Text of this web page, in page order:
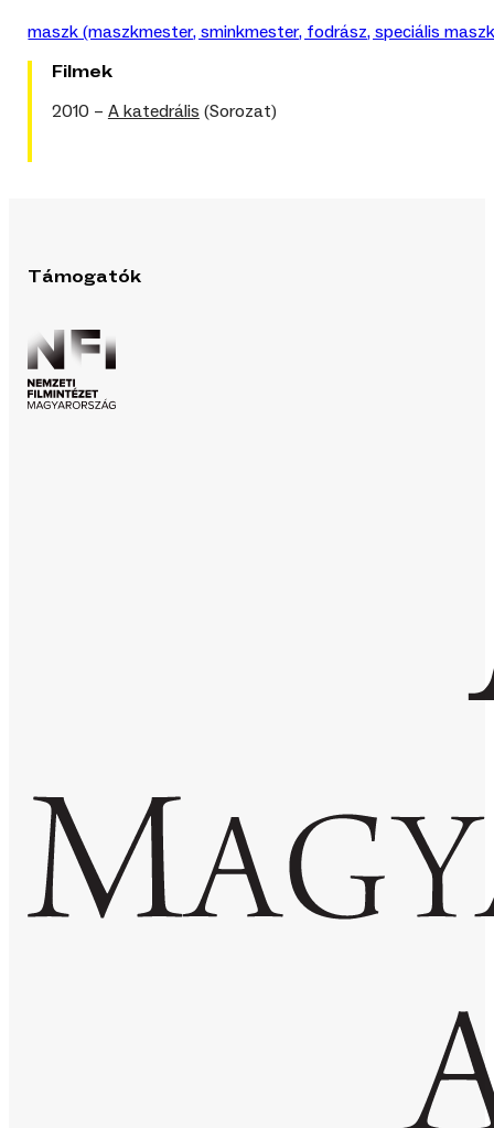
maszk (maszkmester, sminkmester, fodrász, speciális
Filmek
2010 – A katedrális (Sorozat)
Támogatók